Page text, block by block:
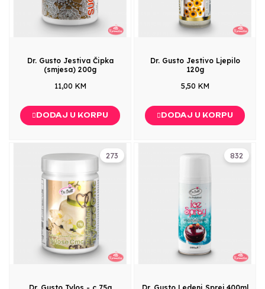
Dr. Gusto Jestiva Čipka
(smjesa) 200g
11,00 KM
DODAJ U KORPU
Dr. Gusto Jestivo Ljepilo
120g
5,50 KM
DODAJ U KORPU
273 832